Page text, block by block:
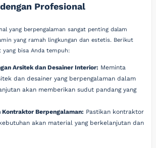
Profesional
yang berpengalaman sangat penting dalam
yang ramah lingkungan dan estetis. Berikut
bisa Anda tempuh:
Arsitek dan Desainer Interior: Meminta
dan desainer yang berpengalaman dalam
akan memberikan sudut pandang yang
Kontraktor Berpengalaman: Pastikan kontraktor
akan material yang berkelanjutan dan